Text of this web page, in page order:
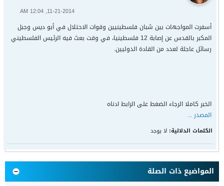
11-21-2014, 12:04 AM
أسفرت المواجهات بين شبان فلسطينيين وقوات الاحتلال في أبو ديس وجبل
المكبر بالقدس عن إصابة 12 فلسطينيا، في وقت بعث فيه الرئيس الفلسطيني
رسائل عاجلة لعدد من القادة الدوليين.
الخبر كاملا الرجاء الضغط على الرابط ادناه
المصدر ...
الكلمات الدلالية: لا يوجد
المواضيع ذات الصلة